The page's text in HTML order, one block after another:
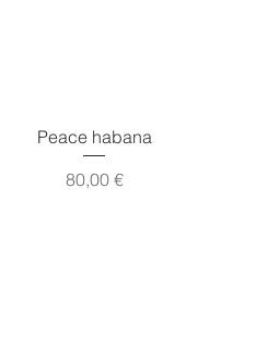
Vista rápida
Peace habana
Precio
80,00 €